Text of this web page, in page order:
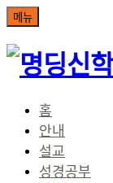
홈
안내
설교
성경공부